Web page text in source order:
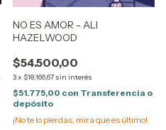
NO ES AMOR - ALI
HAZELWOOD
$54.500,00
3x $18.166,67 sin interés
$51.775,00 con Transferencia o
depósito
¡No te lo pierdas, mira que es último!